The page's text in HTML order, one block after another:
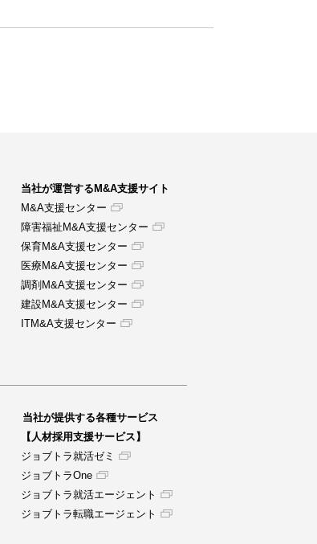
当社が運営するM&A支援サイト
M&A支援センター
障害福祉M&A支援センター
保育M&A支援センター
医療M&A支援センター
調剤M&A支援センター
建設M&A支援センター
ITM&A支援センター
当社が提供する各種サービス
【人材採用支援サービス】
ジョブトラ就活ゼミ
ジョブトラOne
ジョブトラ就活エージェント
ジョブトラ転職エージェント